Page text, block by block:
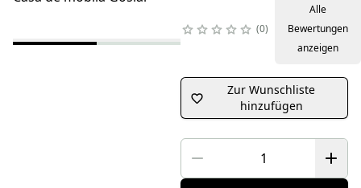
0
Alle
Bewertungen
anzeigen
Zur Wunschliste
hinzufügen